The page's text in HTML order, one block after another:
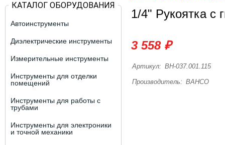
КАТАЛОГ ОБОРУДОВАНИЯ
Автоинструменты
Диэлектрические инструменты
Измерительные инструменты
Инструменты для отделки
помещений
Инструменты для работы с
трубами
Инструменты для электроники
и точной механики
1/4" Рукоятка с
3 558 ₽
Артикул: BH-037.001.115
Производитель: BAHCO